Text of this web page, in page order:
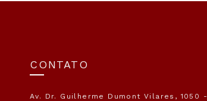
CONTATO
Av. Dr. Guilherme Dumont Vilares, 1050 -